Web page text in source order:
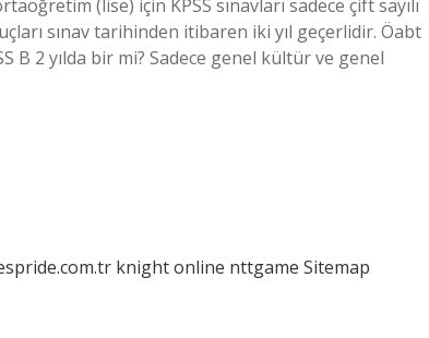
(lise) için KPSS sınavları sadece çift sayılı
sınav tarihinden itibaren iki yıl geçerlidir. Öabt
B 2 yılda bir mi? Sadece genel kültür ve genel
knight online nttgame Sitemap